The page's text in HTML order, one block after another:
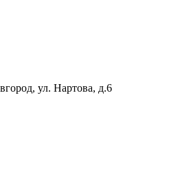
ул. Нартова, д.6